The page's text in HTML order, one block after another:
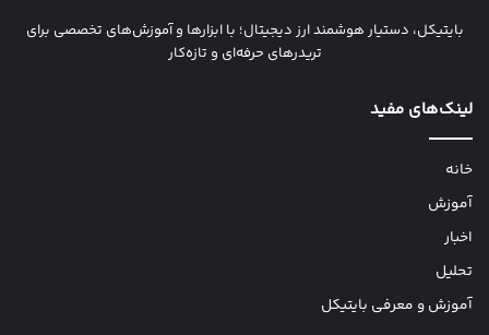
بایتیکل، دستیار هوشمند ارز دیجیتال؛ با ابزارها و آموزش‌های تخصصی برای
تریدرهای حرفه‌ای و تازه‌کار
لینک‌های مفید
خانه
آموزش
اخبار
تحلیل
آموزش و معرفی بایتیکل